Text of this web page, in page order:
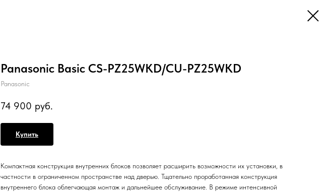
Panasonic Basic CS-PZ25WKD/CU-PZ25WKD
Panasonic
74 900 руб.
Купить
Компактная конструкция внутренних блоков позволяет расширить возможности их установки, в
частности в ограниченном пространстве над дверью. Тщательно проработанная конструкция
внутреннего блока облегчающая монтаж и дальнейшее обслуживание. В режиме интенсивной